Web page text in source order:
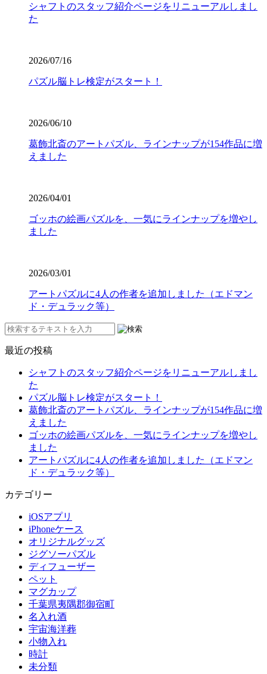
シャフトのスタッフ紹介ページをリニューアルしまし
た
2026/07/16
パズル脳トレ検定がスタート！
2026/06/10
葛飾北斎のアートパズル、ラインナップが154作品に増
えました
2026/04/01
ゴッホの絵画パズルを、一気にラインナップを増やし
ました
2026/03/01
アートパズルに4人の作者を追加しました（エドマン
ド・デュラック等）
最近の投稿
シャフトのスタッフ紹介ページをリニューアルしまし
た
パズル脳トレ検定がスタート！
葛飾北斎のアートパズル、ラインナップが154作品に増
えました
ゴッホの絵画パズルを、一気にラインナップを増やし
ました
アートパズルに4人の作者を追加しました（エドマン
ド・デュラック等）
カテゴリー
iOSアプリ
iPhoneケース
オリジナルグッズ
ジグソーパズル
ディフューザー
ペット
マグカップ
千葉県夷隅郡御宿町
名入れ酒
宇宙海洋葬
小物入れ
時計
未分類